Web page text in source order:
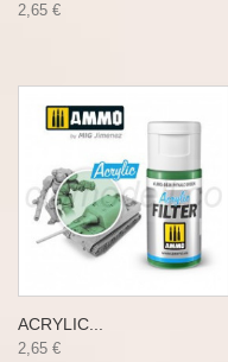
2,65 €
ACRYLIC...
2,65 €